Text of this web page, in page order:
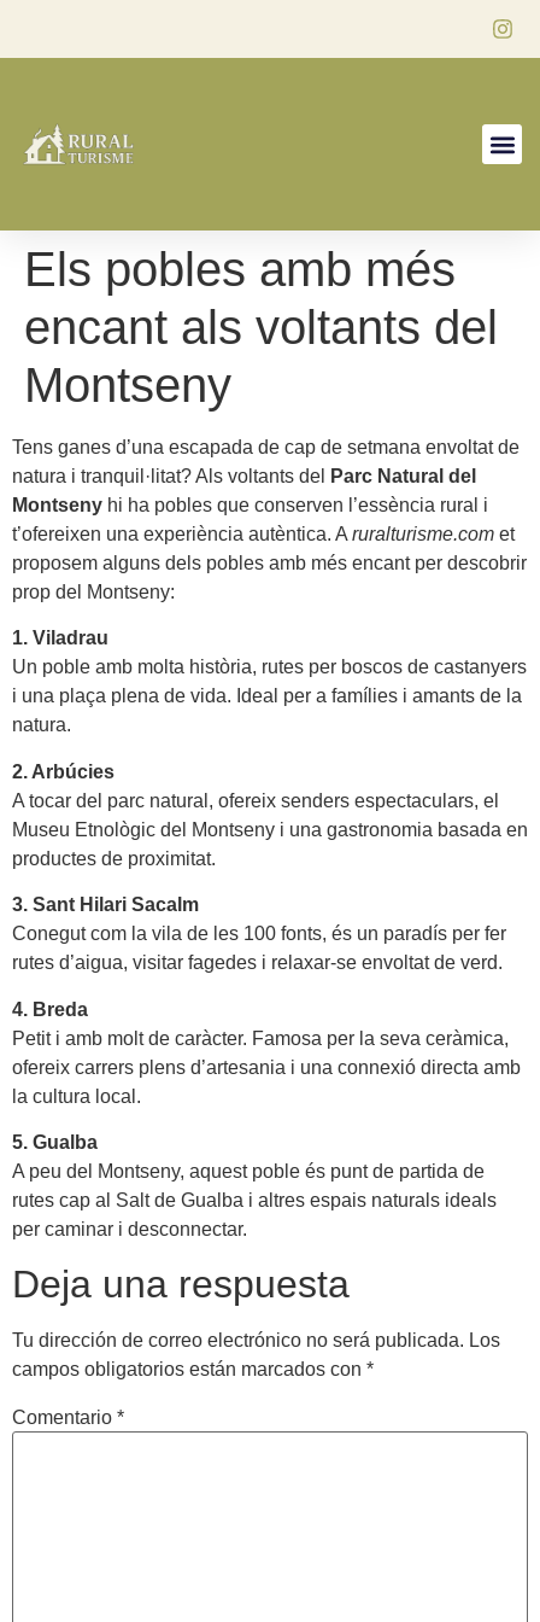
Els pobles amb més
encant als voltants del
Montseny
Tens ganes d’una escapada de cap de setmana envoltat de
natura i tranquil·litat? Als voltants del
Parc Natural del
Montseny hi ha pobles que conserven l’essència rural i
t’ofereixen una experiència autèntica. A ruralturisme.com et
proposem alguns dels pobles amb més encant per descobrir
prop del Montseny:
1. Viladrau
Un poble amb molta història, rutes per boscos de castanyers
i una plaça plena de vida. Ideal per a famílies i amants de la
natura.
2. Arbúcies
A tocar del parc natural, ofereix senders espectaculars, el
Museu Etnològic del Montseny i una gastronomia basada en
productes de proximitat.
3. Sant Hilari Sacalm
Conegut com la vila de les 100 fonts, és un paradís per fer
rutes d’aigua, visitar fagedes i relaxar-se envoltat de verd.
4. Breda
Petit i amb molt de caràcter. Famosa per la seva ceràmica,
ofereix carrers plens d’artesania i una connexió directa amb
la cultura local.
5. Gualba
A peu del Montseny, aquest poble és punt de partida de
rutes cap al Salt de Gualba i altres espais naturals ideals
per caminar i desconnectar.
Deja una respuesta
Tu dirección de correo electrónico no será publicada. Los
campos obligatorios están marcados con *
Comentario *